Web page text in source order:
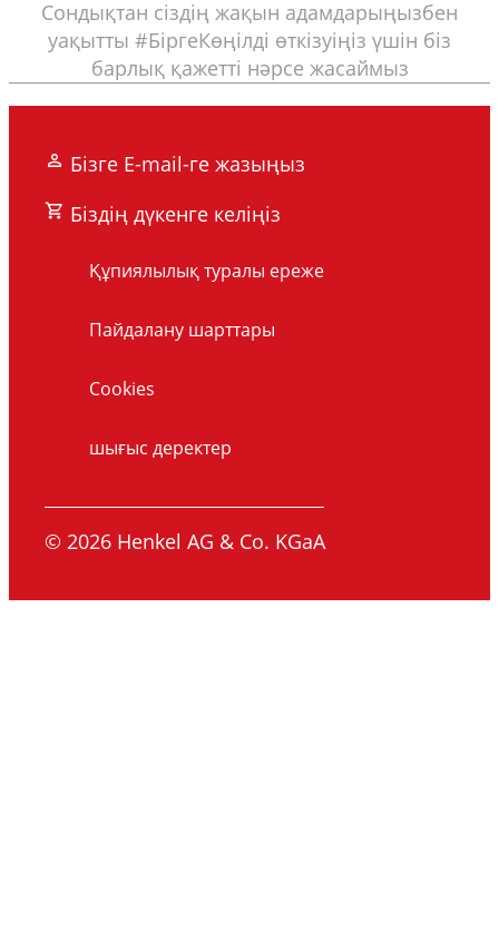
Сондықтан сіздің жақын адамдарыңызбен
уақытты #БіргеКөңілді өткізуіңіз үшін біз
барлық қажетті нәрсе жасаймыз
Бізге E-mail-ге жазыңыз
Біздің дүкенге келіңіз
Құпиялылық туралы ереже
Пайдалану шарттары
Cookies
шығыс деректер
© 2026 Henkel AG & Co. KGaA